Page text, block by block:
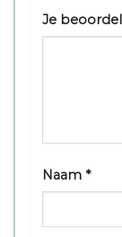
Je
Naam *